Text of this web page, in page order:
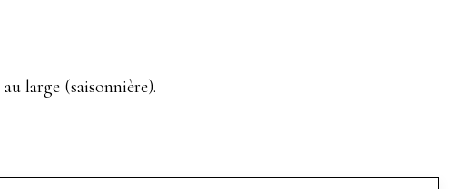
large (saisonnière).